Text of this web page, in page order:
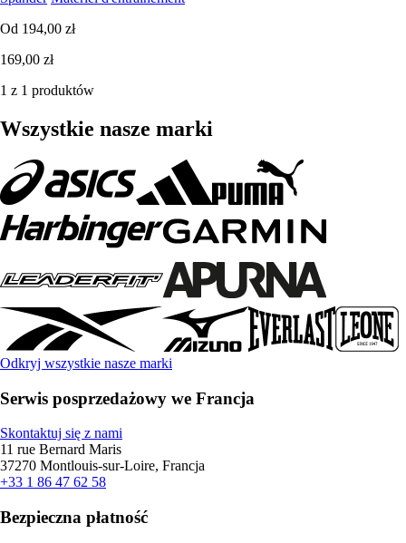
Od 194,00 zł
169,00 zł
1 z 1 produktów
Wszystkie nasze marki
Odkryj wszystkie nasze marki
Serwis posprzedażowy we Francja
Skontaktuj się z nami
11 rue Bernard Maris
37270 Montlouis-sur-Loire, Francja
+33 1 86 47 62 58
Bezpieczna płatność